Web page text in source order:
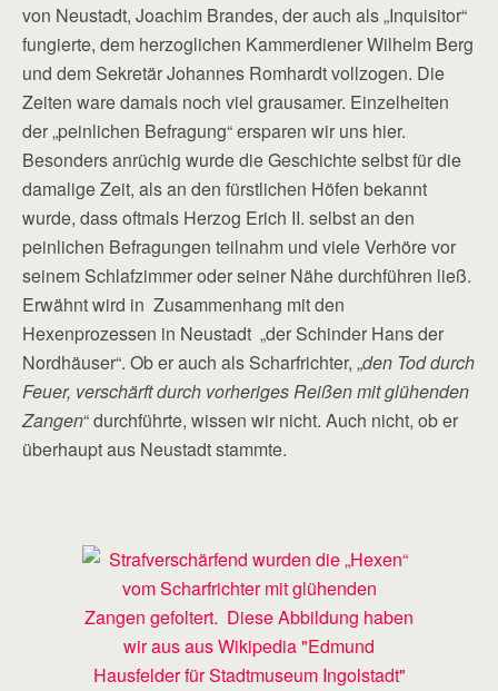
von Neustadt, Joachim Brandes, der auch als „Inquisitor“
fungierte, dem herzoglichen Kammerdiener Wilhelm Berg
und dem Sekretär Johannes Romhardt vollzogen. Die
Zeiten ware damals noch viel grausamer. Einzelheiten
der „peinlichen Befragung“ ersparen wir uns hier.
Besonders anrüchig wurde die Geschichte selbst für die
damalige Zeit, als an den fürstlichen Höfen bekannt
wurde, dass oftmals Herzog Erich II. selbst an den
peinlichen Befragungen teilnahm und viele Verhöre vor
seinem Schlafzimmer oder seiner Nähe durchführen ließ.
Erwähnt wird in Zusammenhang mit den
Hexenprozessen in Neustadt „der Schinder Hans der
Nordhäuser“. Ob er auch als Scharfrichter, „den Tod durch
Feuer, verschärft durch vorheriges Reißen mit glühenden
Zangen“ durchführte, wissen wir nicht. Auch nicht, ob er
überhaupt aus Neustadt stammte.